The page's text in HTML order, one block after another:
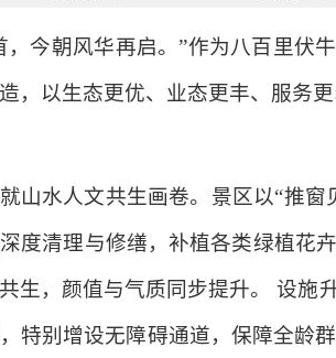
，今朝风华再启。”作为八百里伏
，以生态更优、业态更丰、服务
山水人文共生画卷。景区以“推
度清理与修缮，补植各类绿植花
生，颜值与气质同步提升。 设施
特别增设无障碍通道，保障全龄